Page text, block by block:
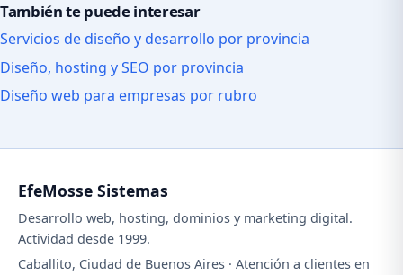
También te puede interesar
Servicios de diseño y desarrollo por provincia
Diseño, hosting y SEO por provincia
Diseño web para empresas por rubro
EfeMosse Sistemas
Desarrollo web, hosting, dominios y marketing digital.
Actividad desde 1999.
Caballito, Ciudad de Buenos Aires · Atención a clientes en